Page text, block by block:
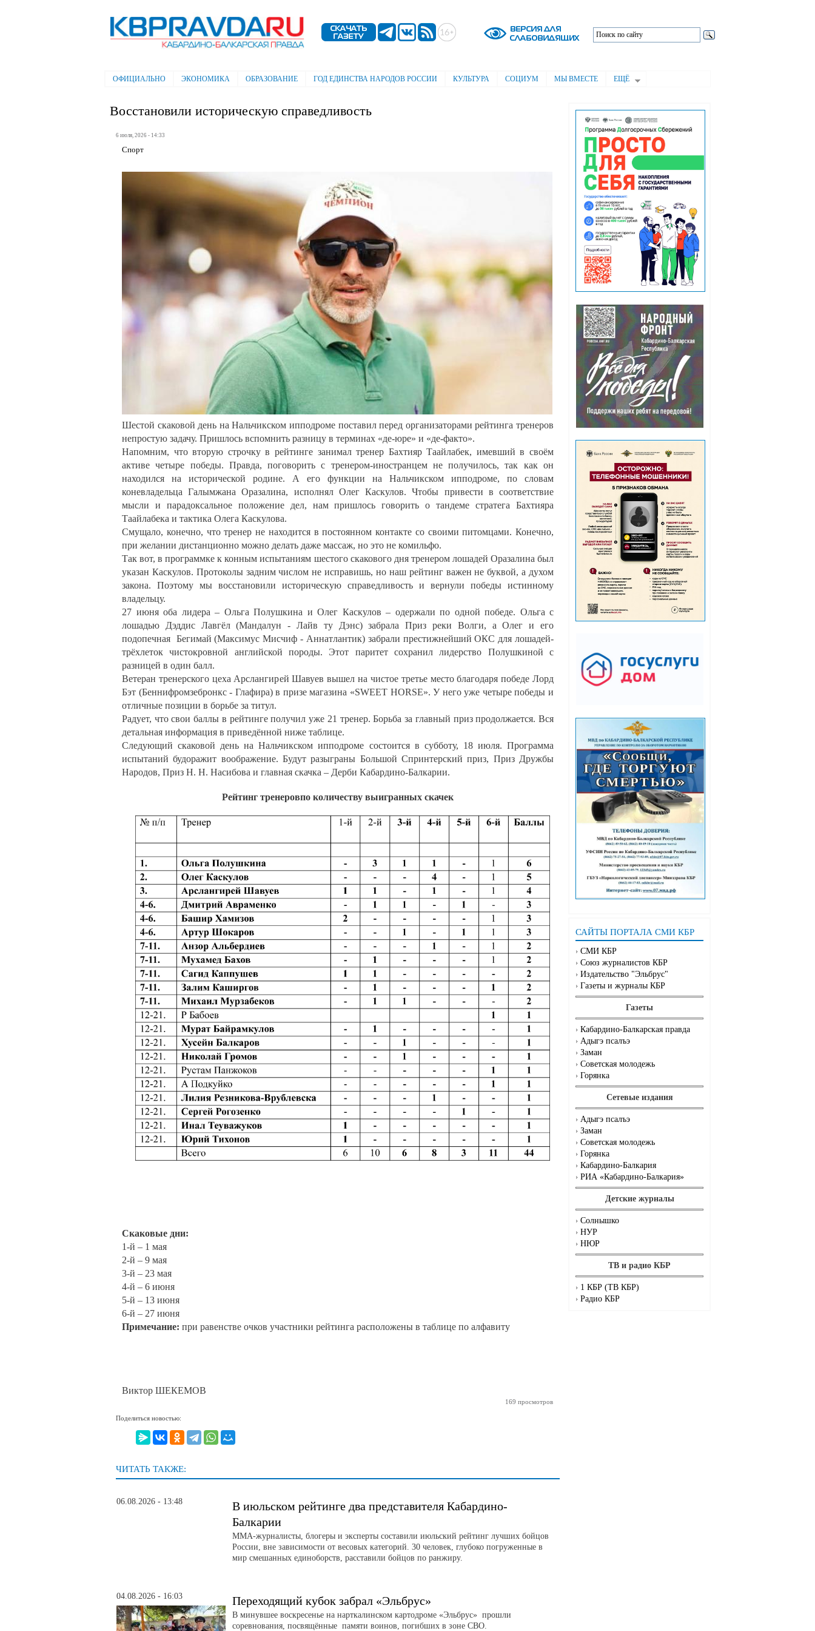
содержанию
Электронная газета "Кабардино-
Балкарская правда"
Главное меню
ОФИЦИАЛЬНО ЭКОНОМИКА ОБРАЗОВАНИЕ ГОД ЕДИНСТВА НАРОДОВ РОССИИ КУЛЬТУРА СОЦИУМ МЫ ВМЕСТЕ ЕЩЁ
САЙТЫ ПОРТАЛА СМИ КБР
СМИ КБР
Союз журналистов КБР
Издательство "Эльбрус"
Газеты и журналы КБР
Газеты
Кабардино-Балкарская правда
Адыгэ псалъэ
Заман
Советская молодежь
Горянка
Сетевые издания
Адыгэ псалъэ
Заман
Советская молодежь
Горянка
Кабардино-Балкария
РИА «Кабардино-Балкария»
Детские журналы
Солнышко
НУР
НЮР
ТВ и радио КБР
1 КБР (ТВ КБР)
Радио КБР
Восстановили историческую справедливость
6 июля, 2026 - 14:33
Спорт
Шестой скаковой день на Нальчикском ипподроме поставил перед организаторами рейтинга тренеров
непростую задачу. Пришлось вспомнить разницу в терминах «де-юре» и «де-факто».
Напомним, что вторую строчку в рейтинге занимал тренер Бахтияр Таайлабек, имевший в своём
активе четыре победы. Правда, поговорить с тренером-иностранцем не получилось, так как он
находился на исторической родине. А его функции на Нальчикском ипподроме, по словам
коневладельца Галымжана Оразалина, исполнял Олег Каскулов. Чтобы привести в соответствие
мысли и парадоксальное положение дел, нам пришлось говорить о тандеме стратега Бахтияра
Таайлабека и тактика Олега Каскулова.
Смущало, конечно, что тренер не находится в постоянном контакте со своими питомцами. Конечно,
при желании дистанционно можно делать даже массаж, но это не комильфо.
Так вот, в программке к конным испытаниям шестого скакового дня тренером лошадей Оразалина был
указан Каскулов. Протоколы задним числом не исправишь, но наш рейтинг важен не буквой, а духом
закона. Поэтому мы восстановили историческую справедливость и вернули победы истинному
владельцу.
27 июня оба лидера – Ольга Полушкина и Олег Каскулов – одержали по одной победе. Ольга с
лошадью Дэддис Лавгёл (Мандалун - Лайв ту Дэнс) забрала Приз реки Волги, а Олег и его
подопечная Бегимай (Максимус Мисчиф - Аннатлантик) забрали престижнейший ОКС для лошадей-
трёхлеток чистокровной английской породы. Этот паритет сохранил лидерство Полушкиной с
разницей в один балл.
Ветеран тренерского цеха Арслангирей Шавуев вышел на чистое третье место благодаря победе Лорд
Бэт (Беннифромзебронкс - Глафира) в призе магазина «SWEET HORSE». У него уже четыре победы и
отличные позиции в борьбе за титул.
Радует, что свои баллы в рейтинге получил уже 21 тренер. Борьба за главный приз продолжается. Вся
детальная информация в приведённой ниже таблице.
Следующий скаковой день на Нальчикском ипподроме состоится в субботу, 18 июля. Программа
испытаний будоражит воображение. Будут разыграны Большой Спринтерский приз, Приз Дружбы
Народов, Приз Н. Н. Насибова и главная скачка – Дерби Кабардино-Балкарии.
Рейтинг тренеровпо количеству выигранных скачек
Скаковые дни:
1-й – 1 мая
2-й – 9 мая
3-й – 23 мая
4-й – 6 июня
5-й – 13 июня
6-й – 27 июня
Примечание: при равенстве очков участники рейтинга расположены в таблице по алфавиту
Виктор ШЕКЕМОВ
169 просмотров
Поделиться новостью:
ЧИТАТЬ ТАКЖЕ:
06.08.2026 - 13:48
В июльском рейтинге два представителя Кабардино-
Балкарии
ММА-журналисты, блогеры и эксперты составили июльский рейтинг лучших бойцов
России, вне зависимости от весовых категорий. 30 человек, глубоко погруженные в
мир смешанных единоборств, расставили бойцов по ранжиру.
04.08.2026 - 16:03 Переходящий кубок забрал «Эльбрус»
В минувшее воскресенье на нарткалинском картодроме «Эльбрус» прошли
соревнования, посвящённые памяти воинов, погибших в зоне СВО.